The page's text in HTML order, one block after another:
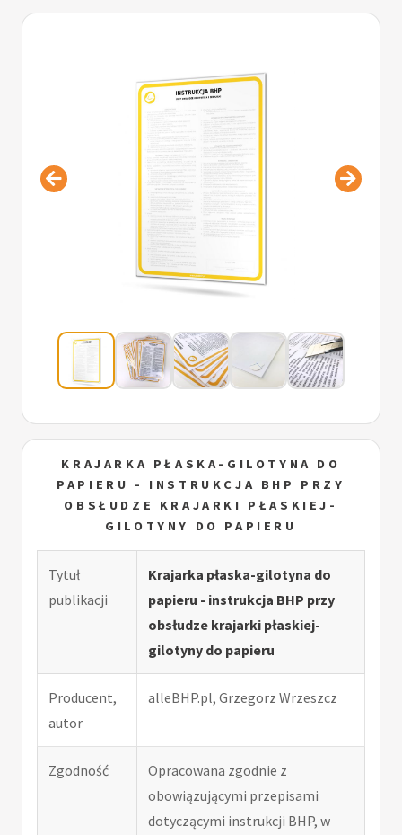
KRAJARKA PŁASKA-GILOTYNA DO
PAPIERU - INSTRUKCJA BHP PRZY
OBSŁUDZE KRAJARKI PŁASKIEJ-
GILOTYNY DO PAPIERU
Tytuł
publikacji
Krajarka płaska-gilotyna do
papieru - instrukcja BHP przy
obsłudze krajarki płaskiej-
gilotyny do papieru
Producent,
autor
alleBHP.pl, Grzegorz Wrzeszcz
Zgodność
Opracowana zgodnie z
obowiązującymi przepisami
dotyczącymi instrukcji BHP, w